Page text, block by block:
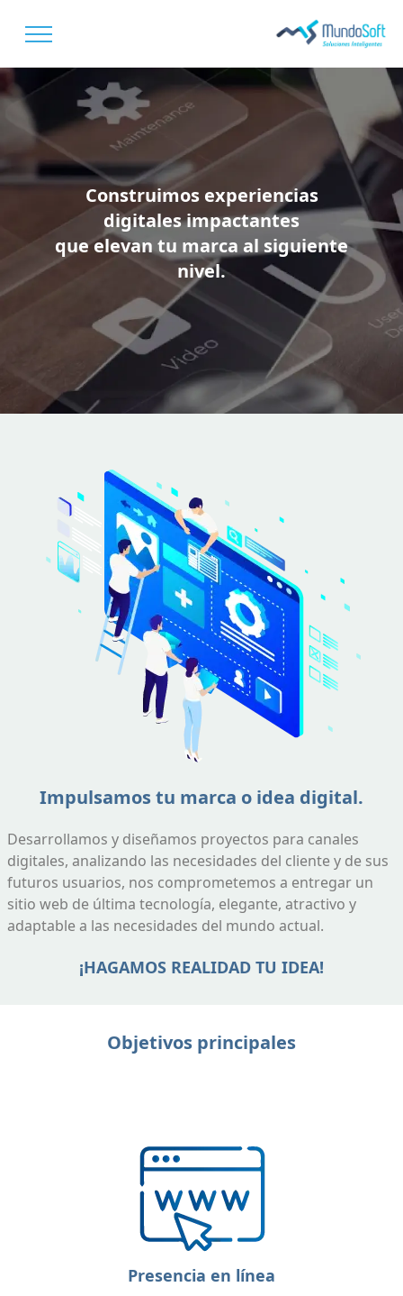
Construimos experiencias
digitales impactantes
que elevan tu marca al siguiente
nivel.
Impulsamos tu marca o idea digital.
Desarrollamos y diseñamos proyectos para canales
digitales, analizando las necesidades del cliente y de sus
futuros usuarios, nos comprometemos a entregar un
sitio web de última tecnología, elegante, atractivo y
adaptable a las necesidades del mundo actual.
¡HAGAMOS REALIDAD TU IDEA!
Objetivos principales
Presencia en línea